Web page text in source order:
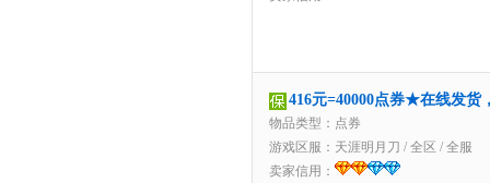
416元=40000点券★在线发
物品类型：点券
游戏区服： 天涯明月刀 / 全区 / 全服
卖家信用：